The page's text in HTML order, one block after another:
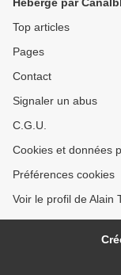
Top articles
Pages
Contact
Signaler un abus
C.G.U.
Cookies et données
Préférences cookies
Voir le profil de Alain